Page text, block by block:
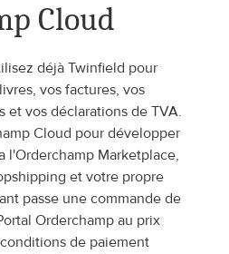
Cloud
déjà Twinfield pour
vos factures, vos
et vos déclarations de TVA.
Cloud pour développer
l'Orderchamp Marketplace,
et votre propre
passe une commande de
Orderchamp au prix
de paiement